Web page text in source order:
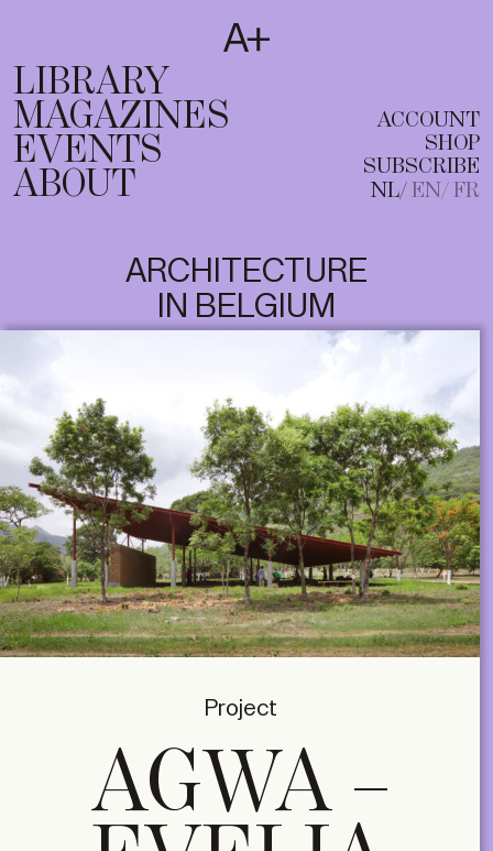
T
EN FR
LIBRARY
MAGAZINES
EVENTS
ABOUT
ACCOUNT
SHOP
SUBSCRIBE
NL EN FR
ARCHITECTURE
IN BELGIUM
Project
AGWA –